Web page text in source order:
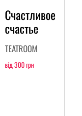
Счастливое
счастье
TEATROOM
від 300 грн